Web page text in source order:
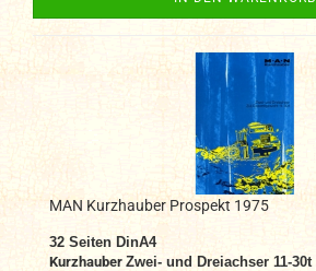
MAN Kurzhauber Prospekt 1975
32 Seiten DinA4
Kurzhauber Zwei- und Dreiachser 11-30t